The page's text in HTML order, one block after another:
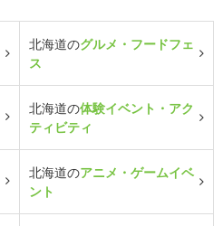
北海道のグルメ・フードフェ
ス
北海道の体験イベント・アク
ティビティ
北海道のアニメ・ゲームイベ
ント